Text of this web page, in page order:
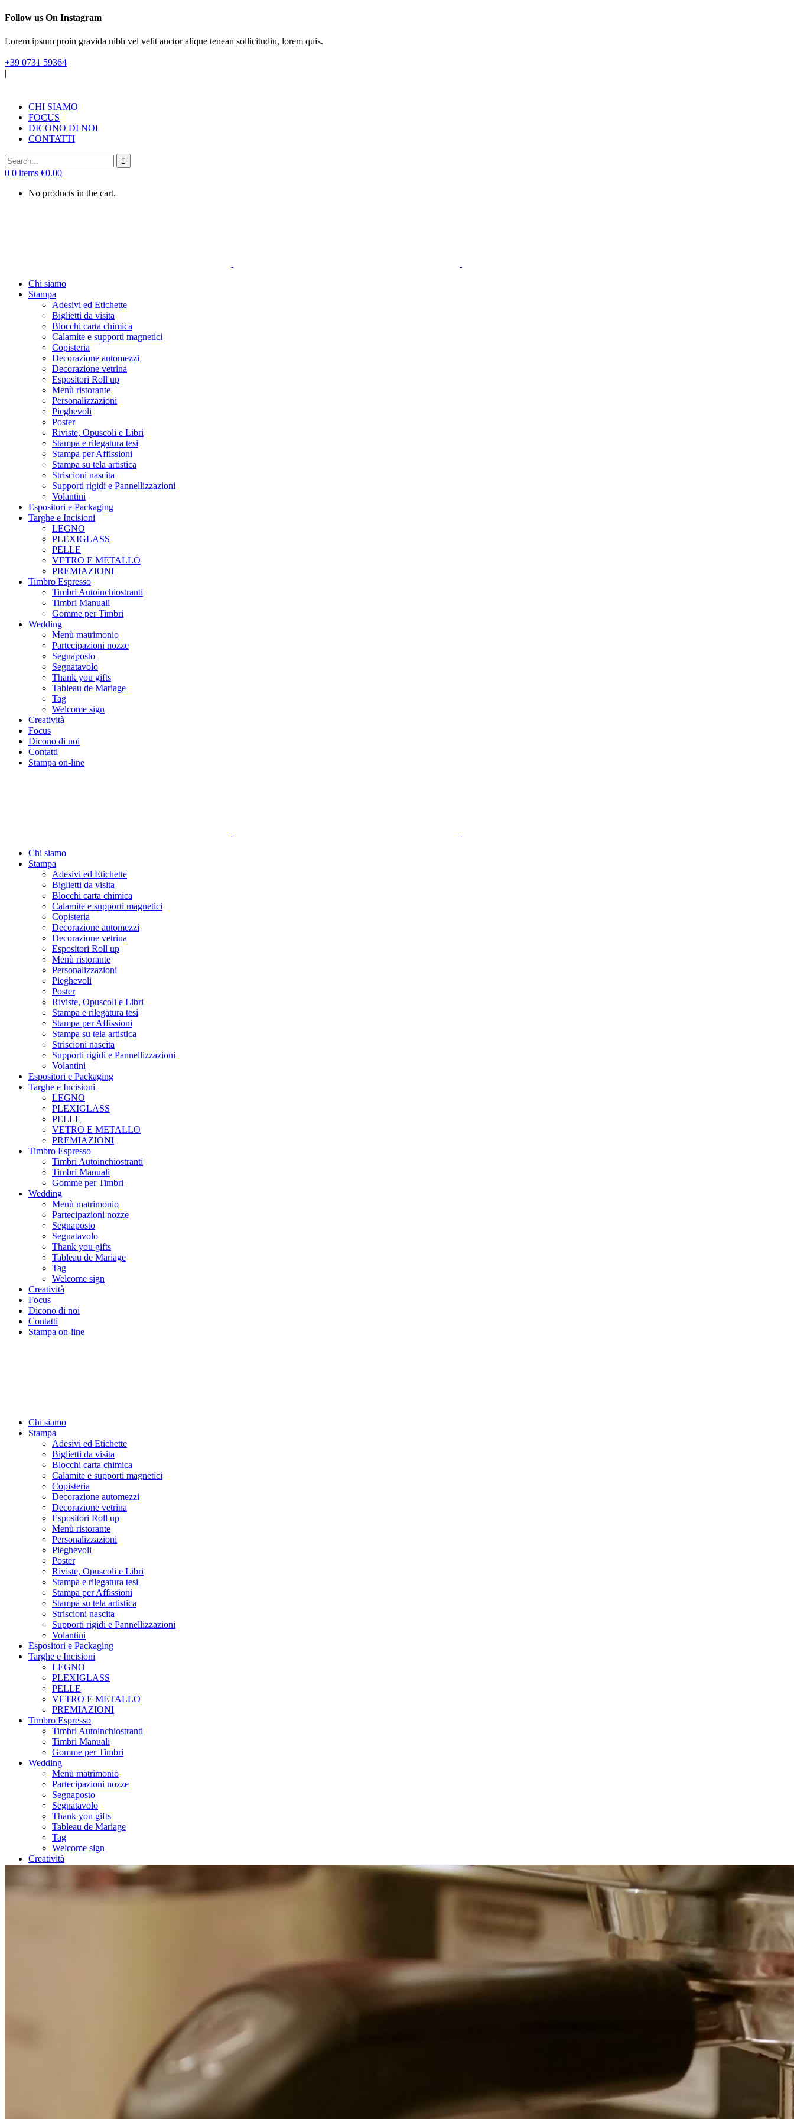
Follow us On Instagram
Lorem ipsum proin gravida nibh vel velit auctor alique tenean sollicitudin, lorem quis.
+39 0731 59364
|
CHI SIAMO
FOCUS
DICONO DI NOI
CONTATTI
0 0 items €0.00
No products in the cart.
Chi siamo
Stampa
Adesivi ed Etichette
Biglietti da visita
Blocchi carta chimica
Calamite e supporti magnetici
Copisteria
Decorazione automezzi
Decorazione vetrina
Espositori Roll up
Menù ristorante
Personalizzazioni
Pieghevoli
Poster
Riviste, Opuscoli e Libri
Stampa e rilegatura tesi
Stampa per Affissioni
Stampa su tela artistica
Striscioni nascita
Supporti rigidi e Pannellizzazioni
Volantini
Espositori e Packaging
Targhe e Incisioni
LEGNO
PLEXIGLASS
PELLE
VETRO E METALLO
PREMIAZIONI
Timbro Espresso
Timbri Autoinchiostranti
Timbri Manuali
Gomme per Timbri
Wedding
Menù matrimonio
Partecipazioni nozze
Segnaposto
Segnatavolo
Thank you gifts
Tableau de Mariage
Tag
Welcome sign
Creatività
Focus
Dicono di noi
Contatti
Stampa on-line
Chi siamo
Stampa
Adesivi ed Etichette
Biglietti da visita
Blocchi carta chimica
Calamite e supporti magnetici
Copisteria
Decorazione automezzi
Decorazione vetrina
Espositori Roll up
Menù ristorante
Personalizzazioni
Pieghevoli
Poster
Riviste, Opuscoli e Libri
Stampa e rilegatura tesi
Stampa per Affissioni
Stampa su tela artistica
Striscioni nascita
Supporti rigidi e Pannellizzazioni
Volantini
Espositori e Packaging
Targhe e Incisioni
LEGNO
PLEXIGLASS
PELLE
VETRO E METALLO
PREMIAZIONI
Timbro Espresso
Timbri Autoinchiostranti
Timbri Manuali
Gomme per Timbri
Wedding
Menù matrimonio
Partecipazioni nozze
Segnaposto
Segnatavolo
Thank you gifts
Tableau de Mariage
Tag
Welcome sign
Creatività
Focus
Dicono di noi
Contatti
Stampa on-line
Chi siamo
Stampa
Adesivi ed Etichette
Biglietti da visita
Blocchi carta chimica
Calamite e supporti magnetici
Copisteria
Decorazione automezzi
Decorazione vetrina
Espositori Roll up
Menù ristorante
Personalizzazioni
Pieghevoli
Poster
Riviste, Opuscoli e Libri
Stampa e rilegatura tesi
Stampa per Affissioni
Stampa su tela artistica
Striscioni nascita
Supporti rigidi e Pannellizzazioni
Volantini
Espositori e Packaging
Targhe e Incisioni
LEGNO
PLEXIGLASS
PELLE
VETRO E METALLO
PREMIAZIONI
Timbro Espresso
Timbri Autoinchiostranti
Timbri Manuali
Gomme per Timbri
Wedding
Menù matrimonio
Partecipazioni nozze
Segnaposto
Segnatavolo
Thank you gifts
Tableau de Mariage
Tag
Welcome sign
Creatività
Contatti